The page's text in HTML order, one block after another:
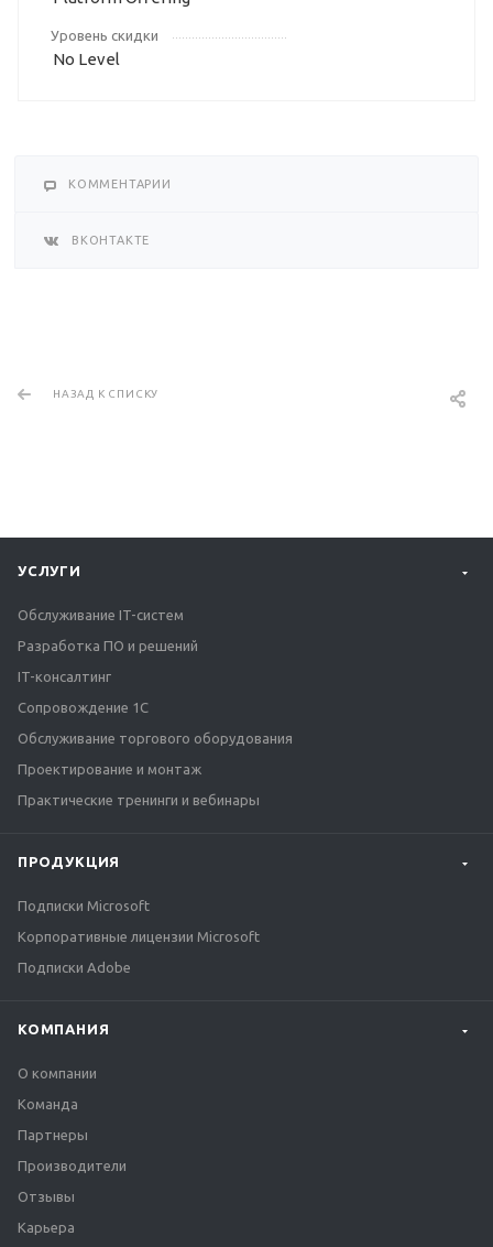
Уровень скидки
No Level
КОММЕНТАРИИ
ВКОНТАКТЕ
НАЗАД К СПИСКУ
УСЛУГИ
Обслуживание IT-систем
Разработка ПО и решений
IT-консалтинг
Сопровождение 1С
Обслуживание торгового оборудования
Проектирование и монтаж
Практические тренинги и вебинары
ПРОДУКЦИЯ
Подписки Microsoft
Корпоративные лицензии Microsoft
Подписки Adobe
КОМПАНИЯ
О компании
Команда
Партнеры
Производители
Отзывы
Карьера